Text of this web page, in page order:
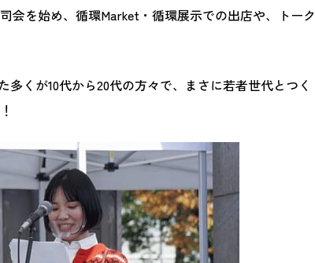
会を始め、循環Market・循環展示での出店や、トーク
くが10代から20代の方々で、まさに若者世代とつく